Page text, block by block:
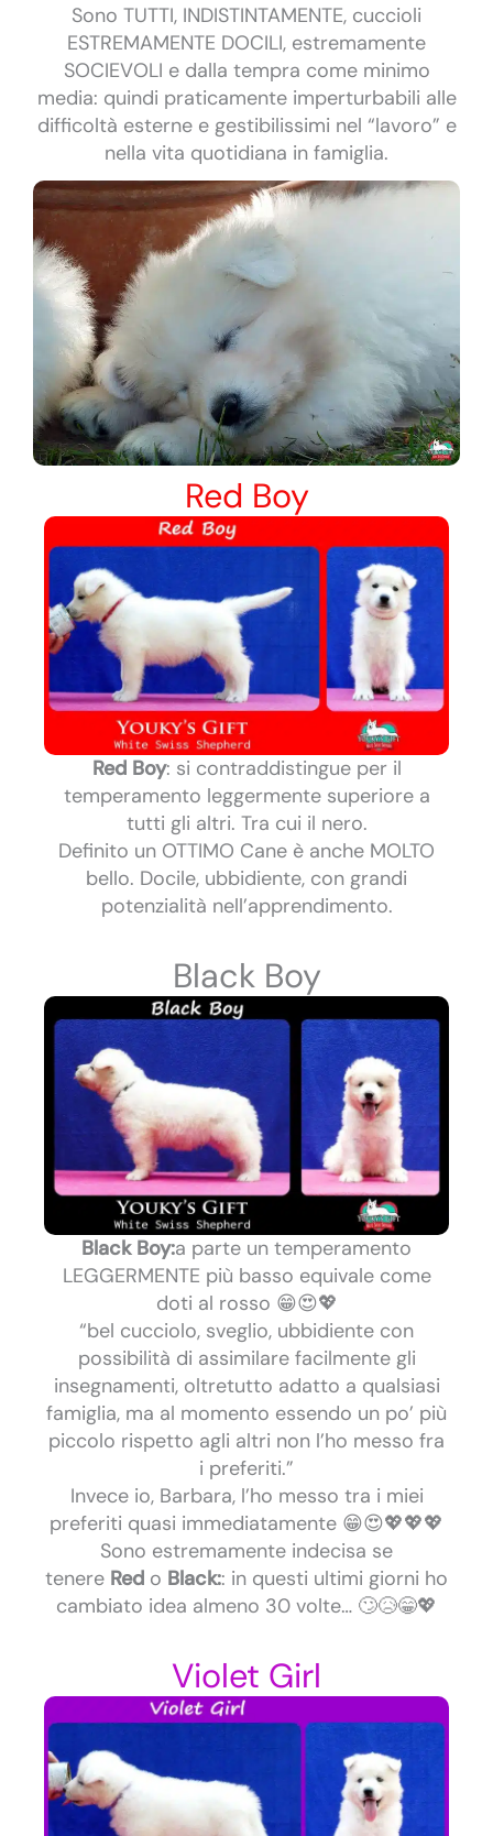
Sono TUTTI, INDISTINTAMENTE, cuccioli
ESTREMAMENTE DOCILI, estremamente
SOCIEVOLI e dalla tempra come minimo
media: quindi praticamente imperturbabili alle
difficoltà esterne e gestibilissimi nel “lavoro” e
nella vita quotidiana in famiglia.
Red Boy
Red Boy: si contraddistingue per il
temperamento leggermente superiore a
tutti gli altri. Tra cui il nero.
Definito un OTTIMO Cane è anche MOLTO
bello. Docile, ubbidiente, con grandi
potenzialità nell’apprendimento.
Black Boy
Black Boy:a parte un temperamento
LEGGERMENTE più basso equivale come
doti al rosso 😁😍💖
“bel cucciolo, sveglio, ubbidiente con
possibilità di assimilare facilmente gli
insegnamenti, oltretutto adatto a qualsiasi
famiglia, ma al momento essendo un po’ più
piccolo rispetto agli altri non l’ho messo fra
i preferiti.”
Invece io, Barbara, l’ho messo tra i miei
preferiti quasi immediatamente 😁😍💖💖💖
Sono estremamente indecisa se
tenere Red o Black:: in questi ultimi giorni ho
cambiato idea almeno 30 volte… 🙄😥😁💖
Violet Girl